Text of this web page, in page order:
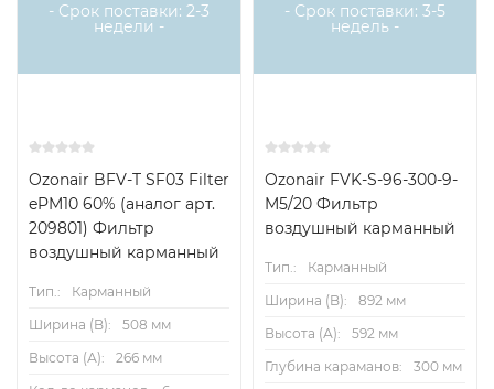
- Срок поставки: 2-3
недели -
Ozonair BFV-T SF03 Filter
ePM10 60% (аналог арт.
209801) Фильтр
воздушный карманный
Тип.:
Карманный
Ширина (B):
508 мм
Высота (А):
266 мм
- Срок поставки: 3-5
недель -
Ozonair FVK-S-96-300-9-
M5/20 Фильтр
воздушный карманный
Тип.:
Карманный
Ширина (B):
892 мм
Высота (А):
592 мм
Глубина караманов:
300 мм